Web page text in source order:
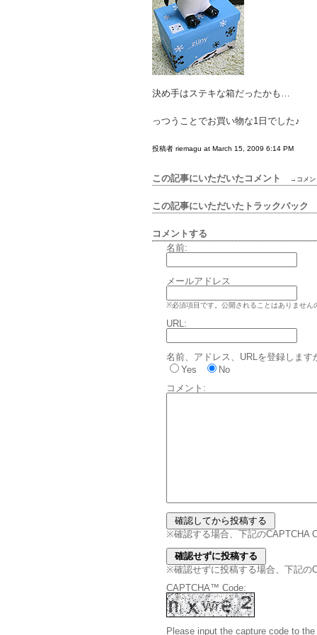
決め手はステキな箱だったかも…
っつうことでお買い物な1日でした♪
投稿者 riemagu at March 15, 2009 6:14 PM
この記事にいただいたコメント →コメン
この記事にいただいたトラックバック
コメントする
名前:
メールアドレス
※必須項目です。公開されることはありません
URL:
名前、アドレス、URLを登録します
Yes
No
コメント:
※確認する場合、下記のCAPTCHA
※確認せずに投稿する場合、下記の
CAPTCHA™ Code:
Please input the capture code to